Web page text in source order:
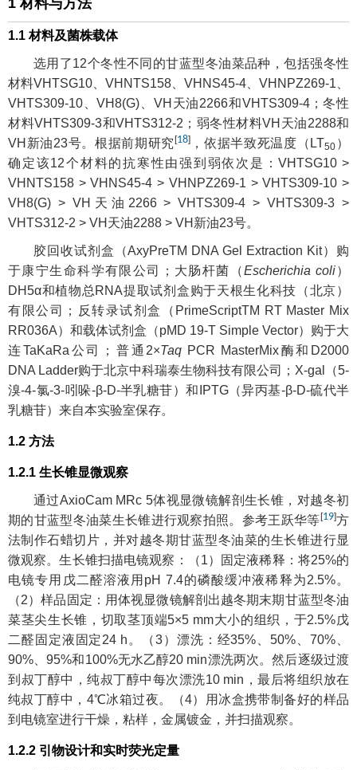
1.1 材料及菌株载体
选用了12个冬性不同的甘蓝型冬油菜品种，包括强冬性
材料VHTSG10、VHNTS158、VHNS45-4、VHNPZ269-1、
VHTS309-10、VH8(G)、VH天油2266和VHTS309-4；冬性
材料VHTS309-3和VHTS312-2；弱冬性材料VH天油2288和
VH新油23号。根据前期研究[18]，依据半致死温度（LT50 ）
确定该12个材料的抗寒性由强到弱依次是：VHTSG10 >
VHNTS158 > VHNS45-4 > VHNPZ269-1 > VHTS309-10 >
VH8(G) > VH天油2266 > VHTS309-4 > VHTS309-3 >
VHTS312-2 > VH天油2288 > VH新油23号。
胶回收试剂盒（AxyPreTM DNA Gel Extraction Kit）购
于康宁生命科学有限公司；大肠杆菌（Escherichia coli）
DH5α和植物总RNA提取试剂盒购于天根生化科技（北京）
有限公司；反转录试剂盒（PrimeScriptTM RT Master Mix
RR036A）和载体试剂盒（pMD 19-T Simple Vector）购于大
连TaKaRa公司；普通2×Taq PCR MasterMix酶和D2000
DNA Ladder购于北京中科瑞泰生物科技有限公司；X-gal（5-
溴-4-氯-3-吲哚-β-D-半乳糖苷）和IPTG（异丙基-β-D-硫代半
乳糖苷）来自本实验室保存。
1.2 方法
1.2.1 生长锥显微观察
通过AxioCam MRc 5体视显微镜解剖生长锥，对越冬初
期的甘蓝型冬油菜生长锥进行观察拍照。参考王跃华等[19]方
法制作石蜡切片，并对越冬期甘蓝型冬油菜的生长锥进行显
微观察。生长锥扫描电镜观察：（1）固定液稀释：将25%的
电镜专用戊二醛溶液用pH 7.4的磷酸缓冲液稀释为2.5%。
（2）样品固定：用体视显微镜解剖出越冬期末期甘蓝型冬油
菜茎尖生长锥，切取茎顶端5×5 mm大小的组织，于2.5%戊
二醛固定液固定24 h。（3）漂洗：经35%、50%、70%、
90%、95%和100%无水乙醇20 min漂洗两次。然后逐级过渡
到叔丁醇中，纯叔丁醇中每次漂洗10 min，最后将组织放在
纯叔丁醇中，4℃冰箱过夜。（4）用冰盒携带制备好的样品
到电镜室进行干燥，粘样，金属镀金，并扫描观察。
1.2.2 引物设计和实时荧光定量